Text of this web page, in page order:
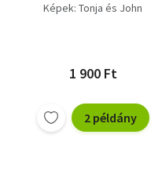
Képek: Tonja és John
1 900 Ft
2 példány